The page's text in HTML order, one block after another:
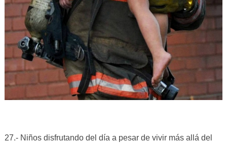
27.- Niños disfrutando del día a pesar de vivir más allá del